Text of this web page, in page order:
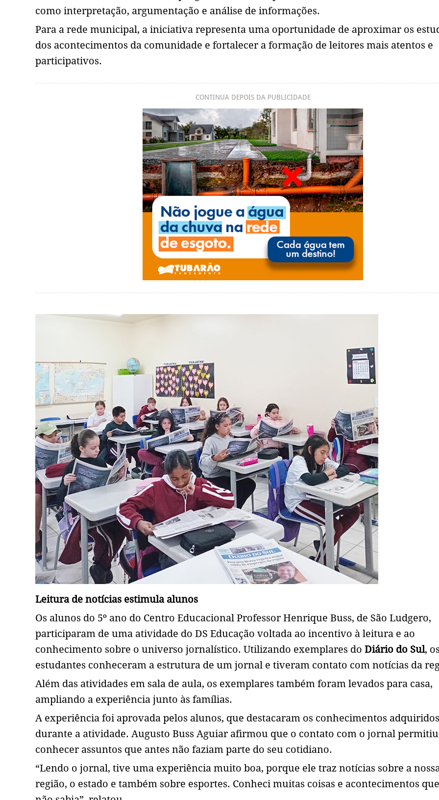
como interpretação, argumentação e análise de informações.
Para a rede municipal, a iniciativa representa uma oportunidade de aproximar os
dos acontecimentos da comunidade e fortalecer a formação de leitores mais atentos e
participativos.
CONTINUA DEPOIS DA PUBLICIDADE
Leitura de notícias estimula alunos
Os alunos do 5º ano do Centro Educacional Professor Henrique Buss, de São Ludgero,
participaram de uma atividade do DS Educação voltada ao incentivo à leitura e ao
conhecimento sobre o universo jornalístico. Utilizando exemplares do Diário do Sul, os
estudantes conheceram a estrutura de um jornal e tiveram contato com notícias da
Além das atividades em sala de aula, os exemplares também foram levados para casa,
ampliando a experiência junto às famílias.
A experiência foi aprovada pelos alunos, que destacaram os conhecimentos adquiridos
durante a atividade. Augusto Buss Aguiar afirmou que o contato com o jornal permitiu
conhecer assuntos que antes não faziam parte do seu cotidiano.
“Lendo o jornal, tive uma experiência muito boa, porque ele traz notícias sobre a
região, o estado e também sobre esportes. Conheci muitas coisas e acontecimentos